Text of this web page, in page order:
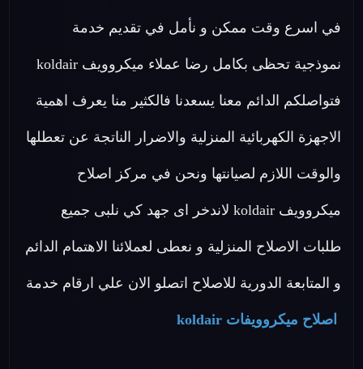
في اسرع وقت ممكن و نأمل في تقديم خدمة
نموذجية تحظى بكامل رضا عملاء ميكروويف koldair
فتواصلكم الدائم معنا يسعدنا فالكثير منا يعرف اهمية
الاجهزة الكهربائية المنزلية والاضرار الناتجة عن تعطلها
والوقت اللازم لصيانتها ونحن في مركز اصلاح
ميكروويف koldair لاندخر اى جهد كي نلبى جميع
طلبات الاصلاح المنزلية و نعطى لعملائنا الاهتمام الدائم
و المتابعة الدورية للاصلاح اتصلو الان علي ارقام خدمة
اصلاح ميكروويفات koldair